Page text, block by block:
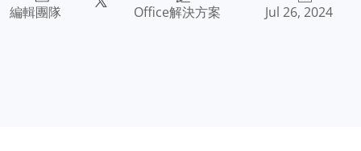
編輯團隊 Office解決方案 Jul 26, 2024